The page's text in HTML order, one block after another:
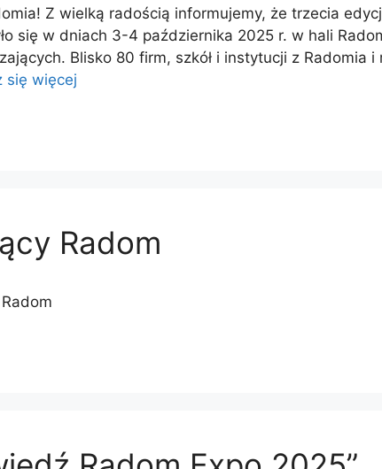
Z wielką radością informujemy, że trzecia
się w dniach 3-4 października 2025 r. w hali
Blisko 80 firm, szkół i instytucji z Radomia
się więcej
Radom